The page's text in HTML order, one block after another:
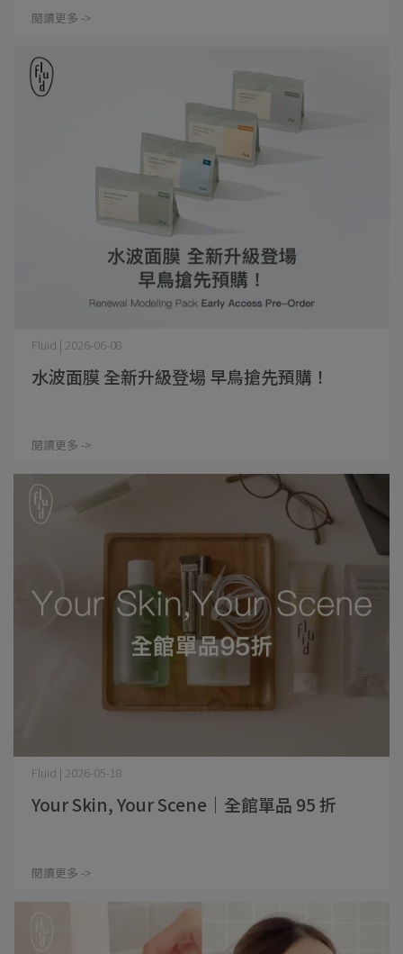
閱讀更多 ->
水波面膜 全新升級登場 早鳥搶先預購！
Fluid | 2026-06-08
閱讀更多 ->
Your Skin, Your Scene｜全館單品 95 折
Fluid | 2026-05-18
閱讀更多 ->